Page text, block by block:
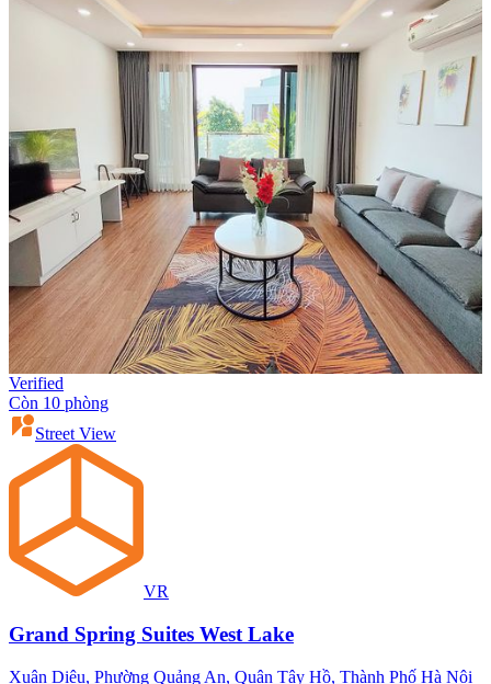
Verified
Còn 10 phòng
Street View
VR
Grand Spring Suites West Lake
Xuân Diệu, Phường Quảng An, Quận Tây Hồ, Thành Phố Hà Nội